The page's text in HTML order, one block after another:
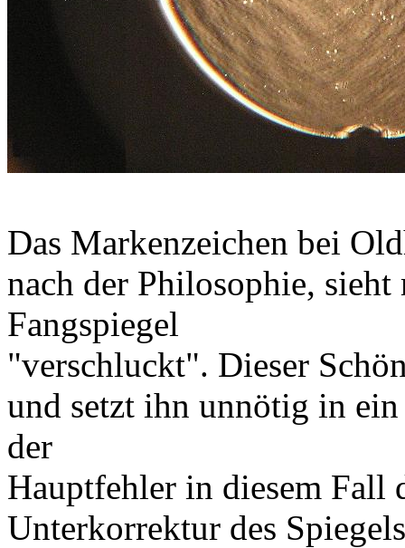
Das Markenzeichen bei
nach der Philosophie,
Fangspiegel
"verschluckt". Dieser
und setzt ihn unnötig in
der
Hauptfehler in diesem Fall
Unterkorrektur des